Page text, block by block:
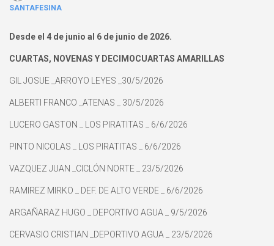
SANTAFESINA
Desde el 4 de junio al 6 de junio de 2026.
CUARTAS, NOVENAS Y DECIMOCUARTAS AMARILLAS
GIL JOSUE _ARROYO LEYES _30/5/2026
ALBERTI FRANCO _ATENAS _ 30/5/2026
LUCERO GASTON _ LOS PIRATITAS _ 6/6/2026
PINTO NICOLAS _ LOS PIRATITAS _ 6/6/2026
VAZQUEZ JUAN _CICLÓN NORTE _ 23/5/2026
RAMIREZ MIRKO _ DEF. DE ALTO VERDE _ 6/6/2026
ARGAÑARAZ HUGO _ DEPORTIVO AGUA _ 9/5/2026
CERVASIO CRISTIAN _DEPORTIVO AGUA _ 23/5/2026